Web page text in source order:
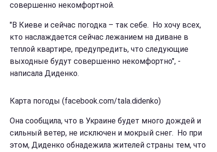
совершенно некомфортной.
"В Киеве и сейчас погодка – так себе. Но хочу всех,
кто наслаждается сейчас лежанием на диване в
теплой квартире, предупредить, что следующие
выходные будут совершенно некомфортно", -
написала Диденко.
Карта погоды (facebook.com/tala.didenko)
Она сообщила, что в Украине будет много дождей и
сильный ветер, не исключен и мокрый снег. Но при
этом, Диденко обнадежила жителей страны тем, что